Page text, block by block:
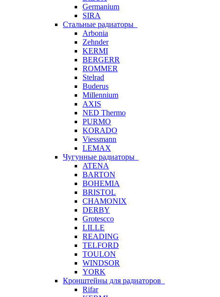
Germanium
SIRA
Стальные радиаторы
Arbonia
Zehnder
KERMI
BERGERR
ROMMER
Stelrad
Buderus
Millennium
AXIS
NED Thermo
PURMO
KORADO
Viessmann
LEMAX
Чугунные радиаторы
ATENA
BARTON
BOHEMIA
BRISTOL
CHAMONIX
DERBY
Grotescco
LILLE
READING
TELFORD
TOULON
WINDSOR
YORK
Кронштейны для радиаторов
Rifar